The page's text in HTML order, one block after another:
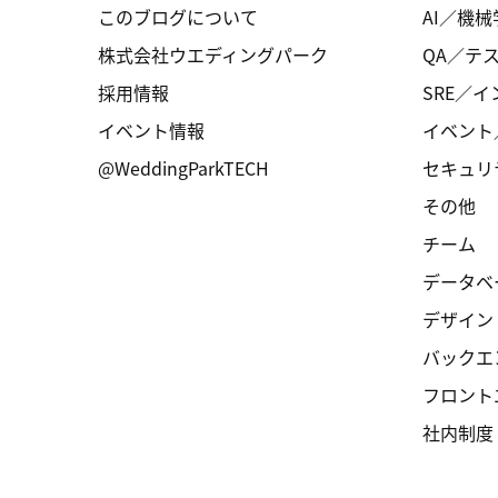
AI／機械
QA／テ
SRE／
イベン
セキュ
その他
チーム
データ
デザイン
バック
フロン
社内制度
このブログについて
株式会社ウエディングパーク
採用情報
イベント情報
@WeddingParkTECH